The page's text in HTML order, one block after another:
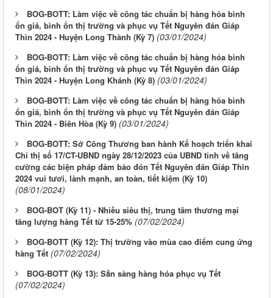
BOG-BOTT: Làm việc về công tác chuẩn bị hàng hóa bình
ổn giá, bình ổn thị trường và phục vụ Tết Nguyên đán Giáp
Thìn 2024 - Huyện Long Thành (Kỳ 7) (03/01/2024)
BOG-BOTT: Làm việc về công tác chuẩn bị hàng hóa bình
ổn giá, bình ổn thị trường và phục vụ Tết Nguyên đán Giáp
Thìn 2024 - Huyện Long Khánh (Kỳ 8) (03/01/2024)
BOG-BOTT: Làm việc về công tác chuẩn bị hàng hóa bình
ổn giá, bình ổn thị trường và phục vụ Tết Nguyên đán Giáp
Thìn 2024 - Biên Hòa (Kỳ 9) (03/01/2024)
BOG-BOTT: Sở Công Thương ban hành Kế hoạch triển khai
Chỉ thị số 17/CT-UBND ngày 28/12/2023 của UBND tỉnh về tăng
cường các biện pháp đảm bảo đón Tết Nguyên đán Giáp Thìn
2024 vui tươi, lành mạnh, an toàn, tiết kiệm (Kỳ 10)
(08/01/2024)
BOG-BOT (Kỳ 11) - Nhiều siêu thị, trung tâm thương mại
tăng lượng hàng Tết từ 15-25% (07/02/2024)
BOG-BOTT (Kỳ 12): Thị trường vào mùa cao điểm cung ứng
hàng Tết (07/02/2024)
BOG-BOTT (Kỳ 13): Sẵn sàng hàng hóa phục vụ Tết
(07/02/2024)